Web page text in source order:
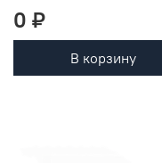
0 ₽
В корзину